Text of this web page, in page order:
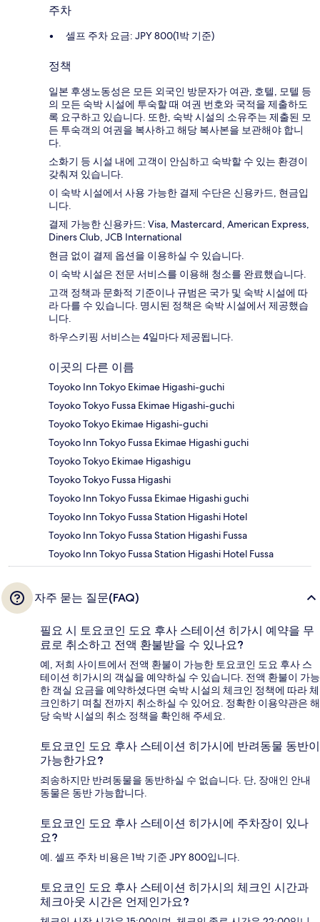
주차
셀프 주차 요금: JPY 800(1박 기준)
정책
일본 후생노동성은 모든 외국인 방문자가 여관, 호텔, 모텔 등
의 모든 숙박 시설에 투숙할 때 여권 번호와 국적을 제출하도
록 요구하고 있습니다. 또한, 숙박 시설의 소유주는 제출된 모
든 투숙객의 여권을 복사하고 해당 복사본을 보관해야 합니
다.
소화기 등 시설 내에 고객이 안심하고 숙박할 수 있는 환경이
갖춰져 있습니다.
이 숙박 시설에서 사용 가능한 결제 수단은 신용카드, 현금입
니다.
결제 가능한 신용카드: Visa, Mastercard, American Express,
Diners Club, JCB International
현금 없이 결제 옵션을 이용하실 수 있습니다.
이 숙박 시설은 전문 서비스를 이용해 청소를 완료했습니다.
고객 정책과 문화적 기준이나 규범은 국가 및 숙박 시설에 따
라 다를 수 있습니다. 명시된 정책은 숙박 시설에서 제공했습
니다.
하우스키핑 서비스는 4일마다 제공됩니다.
이곳의 다른 이름
Toyoko Inn Tokyo Ekimae Higashi-guchi
Toyoko Tokyo Fussa Ekimae Higashi-guchi
Toyoko Tokyo Ekimae Higashi-guchi
Toyoko Inn Tokyo Fussa Ekimae Higashi guchi
Toyoko Tokyo Ekimae Higashigu
Toyoko Tokyo Fussa Higashi
Toyoko Inn Tokyo Fussa Ekimae Higashi guchi
Toyoko Inn Tokyo Fussa Station Higashi Hotel
Toyoko Inn Tokyo Fussa Station Higashi Fussa
Toyoko Inn Tokyo Fussa Station Higashi Hotel Fussa
자주 묻는 질문(FAQ)
필요 시 토요코인 도요 후사 스테이션 히가시 예약을 무
료로 취소하고 전액 환불받을 수 있나요?
예, 저희 사이트에서 전액 환불이 가능한 토요코인 도요 후사 스
테이션 히가시의 객실을 예약하실 수 있습니다. 전액 환불이 가능
한 객실 요금을 예약하셨다면 숙박 시설의 체크인 정책에 따라 체
크인하기 며칠 전까지 취소하실 수 있어요. 정확한 이용약관은 해
당 숙박 시설의 취소 정책을 확인해 주세요.
토요코인 도요 후사 스테이션 히가시에 반려동물 동반이
가능한가요?
죄송하지만 반려동물을 동반하실 수 없습니다. 단, 장애인 안내
동물은 동반 가능합니다.
토요코인 도요 후사 스테이션 히가시에 주차장이 있나
요?
예. 셀프 주차 비용은 1박 기준 JPY 800입니다.
토요코인 도요 후사 스테이션 히가시의 체크인 시간과
체크아웃 시간은 언제인가요?